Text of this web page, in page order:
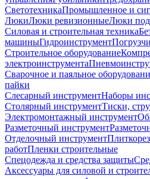
СветотехникаПромышленное и
ЛюкиЛюки ревизионныеЛюки
Силовая и строительная техника
машиныГидроинструмент
Строительное оборудование
электроинструмента
Сварочное и паяльное
пайки
Слесарный инструментНаборы
Столярный инструментТиски,
Электромонтажный инструмент
Разметочный инструмент
Отделочный инструмент
работПленки строительные
Спецодежда и средства защиты
Аксессуары для силовой и